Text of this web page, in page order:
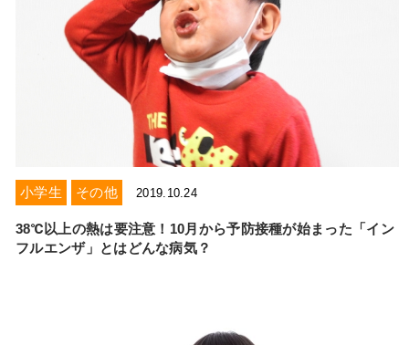
小学生 その他 2019.10.24
38℃以上の熱は要注意！10月から予防接種が始まった「イン
フルエンザ」とはどんな病気？